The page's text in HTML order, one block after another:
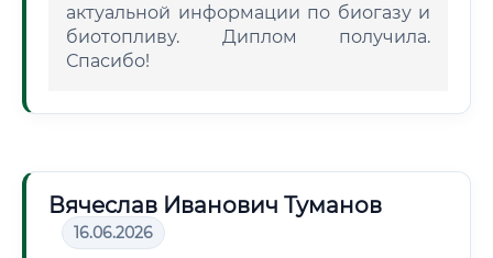
актуальной информации по биогазу и
биотопливу. Диплом получила.
Спасибо!
Вячеслав Иванович Туманов
16.06.2026